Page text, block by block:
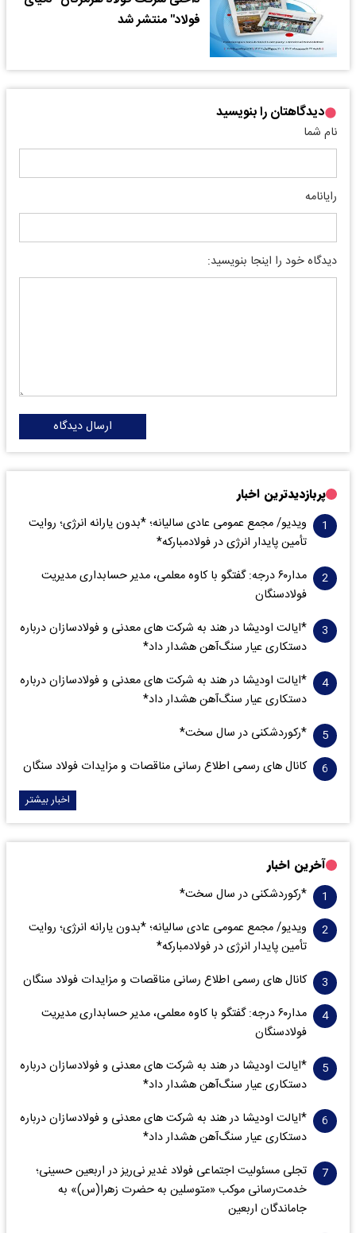
فولاد" منتشر شد
دیدگاهتان را بنویسید
نام شما
رایانامه
دیدگاه خود را اینجا بنویسید:
ارسال دیدگاه
پربازدیدترین اخبار
ویدیو/ مجمع عمومی عادی سالیانه؛ *بدون یارانه انرژی؛ روایت
تأمین پایدار انرژی در فولادمبارکه*
مدار‌۶٠ درجه: گفتگو با کاوه معلمی، مدیر حسابداری مدیریت
فولادسنگان
*ایالت اودیشا در هند به شرکت های معدنی و فولادسازان درباره
دستکاری عیار سنگ‌آهن هشدار داد*
*ایالت اودیشا در هند به شرکت های معدنی و فولادسازان درباره
دستکاری عیار سنگ‌آهن هشدار داد*
*رکوردشکنی در سال سخت*
کانال های رسمی اطلاع رسانی مناقصات و مزایدات فولاد سنگان
اخبار بیشتر
آخرین اخبار
*رکوردشکنی در سال سخت*
ویدیو/ مجمع عمومی عادی سالیانه؛ *بدون یارانه انرژی؛ روایت
تأمین پایدار انرژی در فولادمبارکه*
کانال های رسمی اطلاع رسانی مناقصات و مزایدات فولاد سنگان
مدار‌۶٠ درجه: گفتگو با کاوه معلمی، مدیر حسابداری مدیریت
فولادسنگان
*ایالت اودیشا در هند به شرکت های معدنی و فولادسازان درباره
دستکاری عیار سنگ‌آهن هشدار داد*
*ایالت اودیشا در هند به شرکت های معدنی و فولادسازان درباره
دستکاری عیار سنگ‌آهن هشدار داد*
تجلی مسئولیت اجتماعی فولاد غدیر نی‌ریز در اربعین حسینی؛
خدمت‌رسانی موکب «متوسلین به حضرت زهرا(س)» به
جاماندگان اربعین